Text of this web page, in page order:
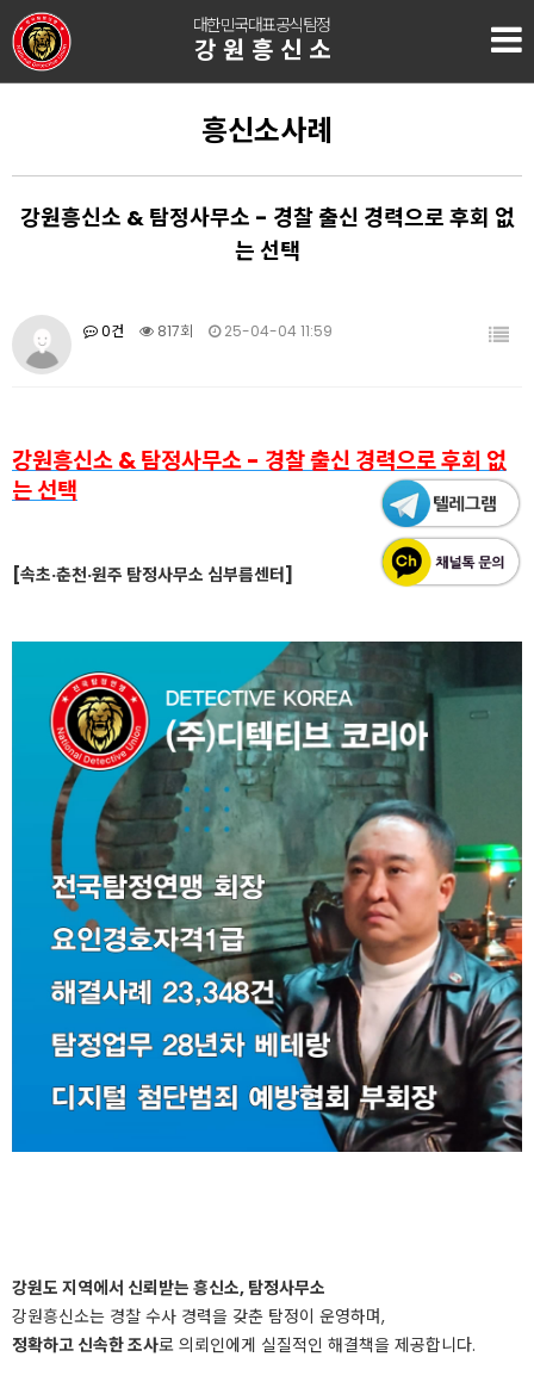
대한민국대표공식탐정
강원흥신소
흥신소사례
강원흥신소 & 탐정사무소 - 경찰 출신 경력으로 후회 없
는 선택
0건 817회 25-04-04 11:59
강원흥신소 & 탐정사무소 - 경찰 출신 경력으로 후회 없
는 선택
[속초·춘천·원주 탐정사무소 심부름센터]
강원도 지역에서 신뢰받는 흥신소, 탐정사무소
강원흥신소는 경찰 수사 경력을 갖춘 탐정이 운영하며,
정확하고 신속한 조사로 의뢰인에게 실질적인 해결책을 제공합니다.